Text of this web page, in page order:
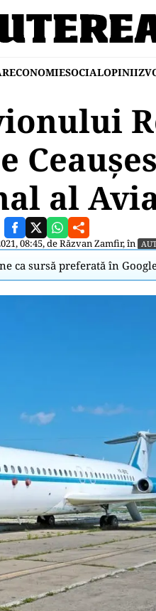
ECONOMIESOCIALOPINII
al
08:45, deRăzvan Zamfir, în
ca sursă preferată în